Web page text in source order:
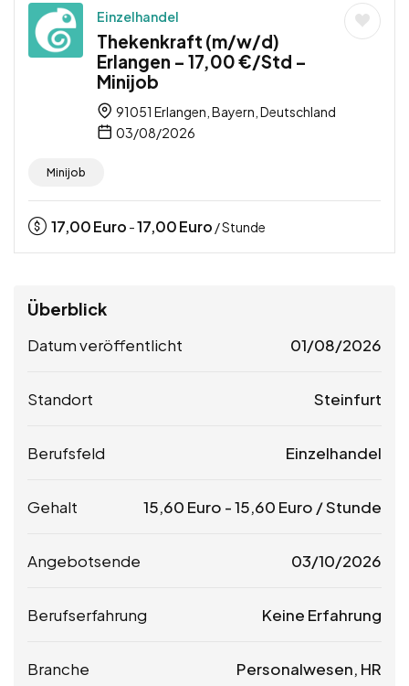
Einzelhandel
Thekenkraft (m/w/d)
Erlangen – 17,00 €/Std –
Minijob
91051 Erlangen, Bayern, Deutschland
03/08/2026
Minijob
17,00Euro -17,00Euro / Stunde
Überblick
Datum veröffentlicht 01/08/2026
Standort Steinfurt
Berufsfeld Einzelhandel
Gehalt 15,60 Euro -15,60 Euro / Stunde
Angebotsende 03/10/2026
Berufserfahrung Keine Erfahrung
Branche Personalwesen, HR